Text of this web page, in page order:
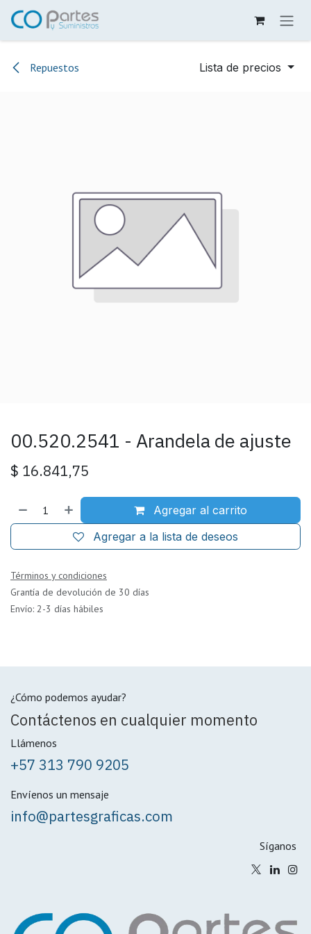
Ir al contenido
Repuestos Lista de precios
00.520.2541 - Arandela de ajuste
$ 16.841,75
Agregar al carrito
Agregar a la lista de deseos
Términos y condiciones
Grantía de devolución de 30 días
Envío: 2-3 días hábiles
¿Cómo podemos ayudar?
Contáctenos en cualquier momento
Llámenos
+57 313 790 9205
Envíenos un mensaje
info@partesgraficas.com
Síganos